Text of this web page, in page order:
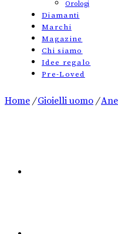
Orologi
Diamanti
Marchi
Magazine
Chi siamo
Idee regalo
Pre-Loved
Home / Gioielli uomo /